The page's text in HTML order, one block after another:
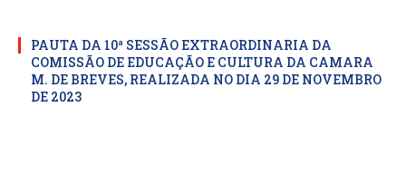
PAUTA DA 10ª SESSÃO EXTRAORDINARIA DA
COMISSÃO DE EDUCAÇÃO E CULTURA DA CAMARA
M. DE BREVES, REALIZADA NO DIA 29 DE NOVEMBRO
DE 2023